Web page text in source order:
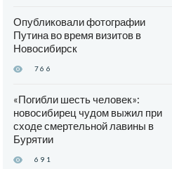
Опубликовали фотографии
Путина во время визитов в
Новосибирск
766
«Погибли шесть человек»:
новосибирец чудом выжил при
сходе смертельной лавины в
Бурятии
691